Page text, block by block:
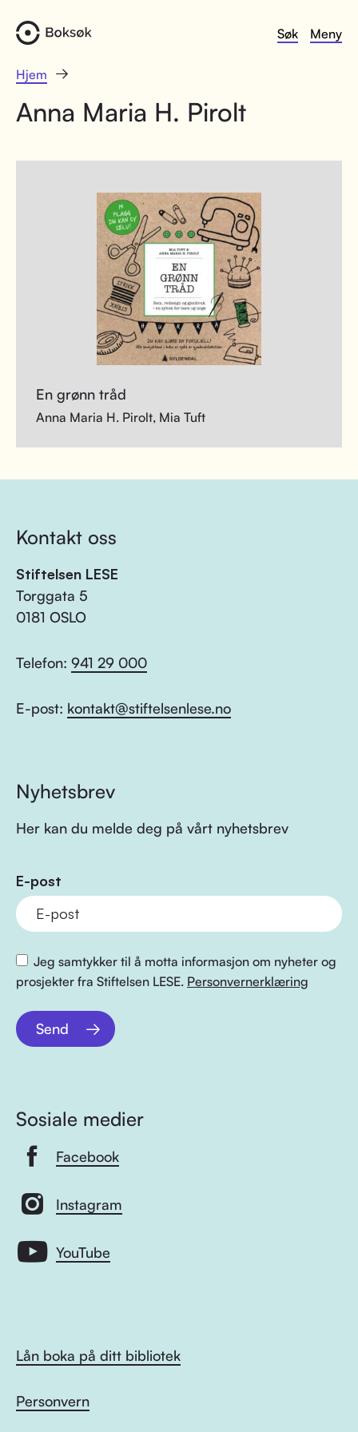
Søk Meny
Hjem
Anna Maria H. Pirolt
En grønn tråd
Anna Maria H. Pirolt, Mia Tuft
Kontakt oss
Stiftelsen LESE
Torggata 5
0181 OSLO
Telefon: 941 29 000
E-post: kontakt@stiftelsenlese.no
Nyhetsbrev
Her kan du melde deg på vårt nyhetsbrev
E-post
Jeg samtykker til å motta informasjon om nyheter og
prosjekter fra Stiftelsen LESE. Personvernerklæring
Send
Sosiale medier
Facebook
Instagram
YouTube
Lån boka på ditt bibliotek
Personvern